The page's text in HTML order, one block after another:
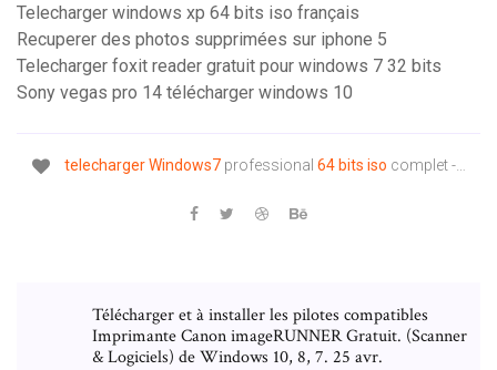
Telecharger windows xp 64 bits iso français
Recuperer des photos supprimées sur iphone 5
Telecharger foxit reader gratuit pour windows 7 32 bits
Sony vegas pro 14 télécharger windows 10
telecharger Windows7professional 64 bits iso complet -…
Télécharger et à installer les pilotes compatibles
Imprimante Canon imageRUNNER Gratuit. (Scanner
& Logiciels) de Windows 10, 8, 7. 25 avr.